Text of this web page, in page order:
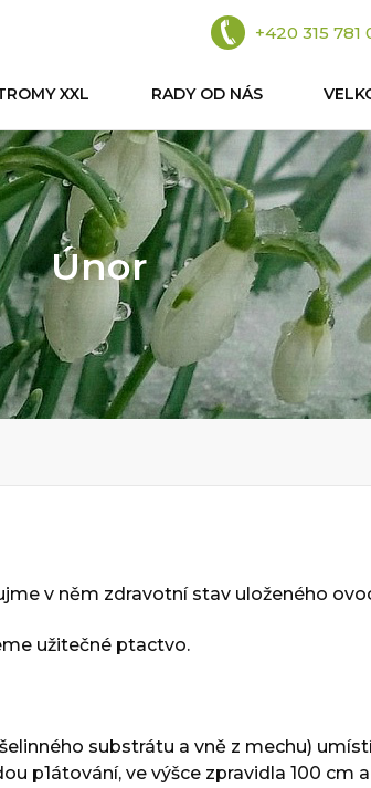
XXL RADY OD NÁS
+420 315 781
Únor
v něm zdravotní stav uloženého
užitečné ptactvo.
substrátu a vně z mechu)
p1átování, ve výšce zpravidla 100